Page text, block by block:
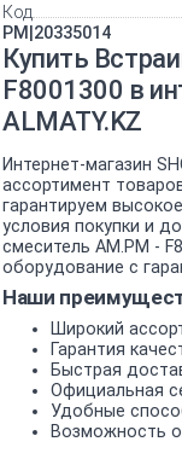
Код
PM|20335014
Купить
F8001300 в
ALMATY.KZ
Интернет-магазин
ассортимент
гарантируем
условия покупки и
смеситель AM.PM -
оборудование с
Наши
Широкий
Гарантия
Быстрая
Официальная
Удобные
Возможность